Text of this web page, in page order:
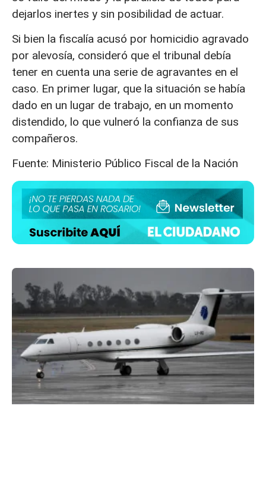
dejarlos inertes y sin posibilidad de actuar.
Si bien la fiscalía acusó por homicidio agravado
por alevosía, consideró que el tribunal debía
tener en cuenta una serie de agravantes en el
caso. En primer lugar, que la situación se había
dado en un lugar de trabajo, en un momento
distendido, lo que vulneró la confianza de sus
compañeros.
Fuente: Ministerio Público Fiscal de la Nación